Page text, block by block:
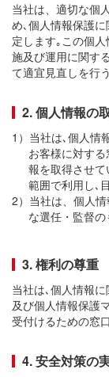
当社は、適切な個
め､個人情報保護
定します｡この個
施及び運用に関す
て適宜見直しを行
2. 個人情報の
1）当社は､個人情
お客様に対す
報を取得させ
範囲で利用し､
2）当社は、個人
な選任・監督の
3. 権利の尊重
当社は､個人情報
及び個人情報保護
受付けるための窓
4. 安全対策の